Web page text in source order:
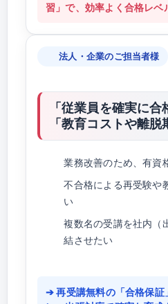
習」で、効率よく合格レベ
法人・企業のご担当者様
「従業員を確実に合
「教育コストや離脱
業務改善のため、有資
不合格による再受験や
い
複数名の受講を社内（
結させたい
➔ 再受講無料の「合格保証